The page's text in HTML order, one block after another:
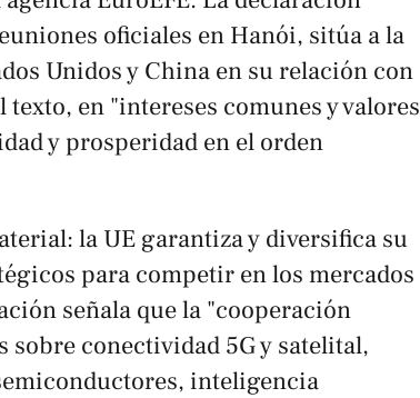
oficiales en Hanói, sitúa a la
Unidos y China en su relación con
texto, en "intereses comunes y valores
y prosperidad en el orden
la UE garantiza y diversifica su
para competir en los mercados
señala que la "cooperación
conectividad 5G y satelital,
inteligencia